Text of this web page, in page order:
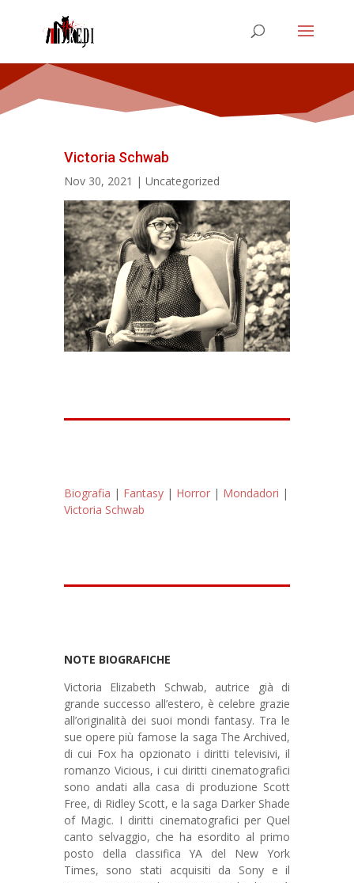
Victoria Schwab
Nov 30, 2021 | Uncategorized
Biografia | Fantasy| Horror| Mondadori |
Victoria Schwab
NOTE BIOGRAFICHE
Victoria Elizabeth Schwab, autrice già di
grande successo all’estero, è celebre grazie
all’originalità dei suoi mondi fantasy. Tra le
sue opere più famose la saga The Archived,
di cui Fox ha opzionato i diritti televisivi, il
romanzo Vicious, i cui diritti cinematografici
sono andati alla casa di produzione Scott
Free, di Ridley Scott, e la saga Darker Shade
of Magic. I diritti cinematografici per Quel
canto selvaggio, che ha esordito al primo
posto della classifica YA del New York
Times, sono stati acquisiti da Sony e il